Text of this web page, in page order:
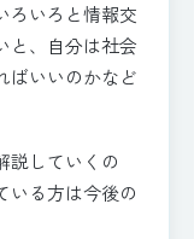
ろいろと情報交
と、自分は社会
ばいいのかなど
説していくの
いる方は今後の